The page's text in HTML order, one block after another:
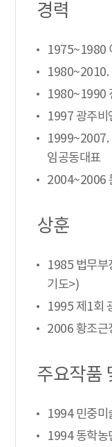
경력
1975~1980
1980~2010.
1980~1990
1997 광주비
1999~2007.
임공동대표
2004~2006
상훈
1985 법무부
기도>)
1995 제1회
2006 황조근
주요작품
1994 민중미
1994 동학농